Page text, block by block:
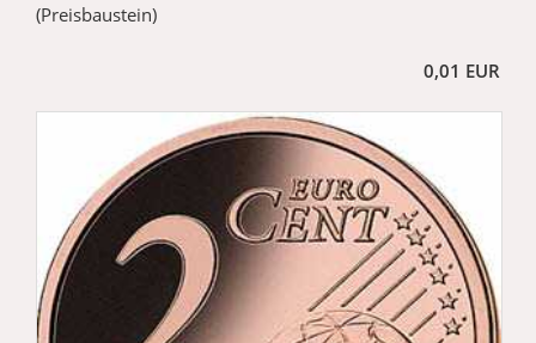
(Preisbaustein)
0,01 EUR